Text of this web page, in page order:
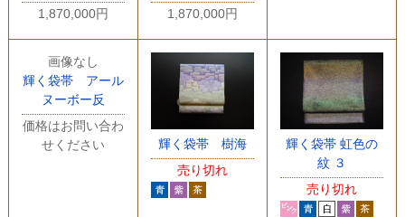
1,870,000円
1,870,000円
画像なし
輝く袋帯 アール
ヌーボー反
価格はお問い合わ
せください
輝く袋帯 樹海
売り切れ
輝く袋帯 虹色の
紋 ３
売り切れ